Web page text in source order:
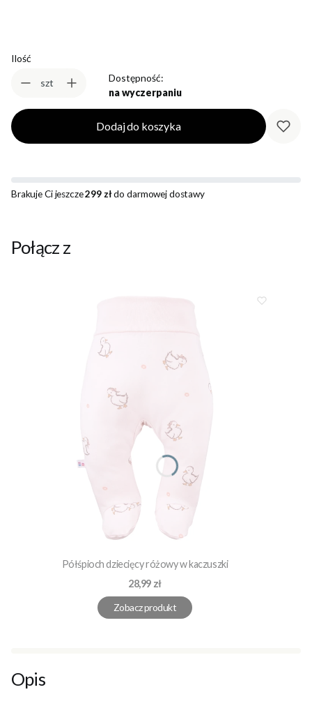
Ilość
szt
Dostępność:
na wyczerpaniu
Dodaj do koszyka
Brakuje Ci jeszcze299 złdo darmowej dostawy
Połącz z
Półśpioch dziecięcy różowy w kaczuszki
Cena
28,99 zł
Zobacz produkt
Opis